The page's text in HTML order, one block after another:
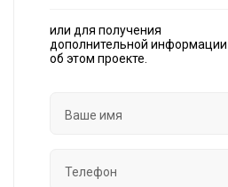
или для получения
дополнительной информации
об этом проекте.